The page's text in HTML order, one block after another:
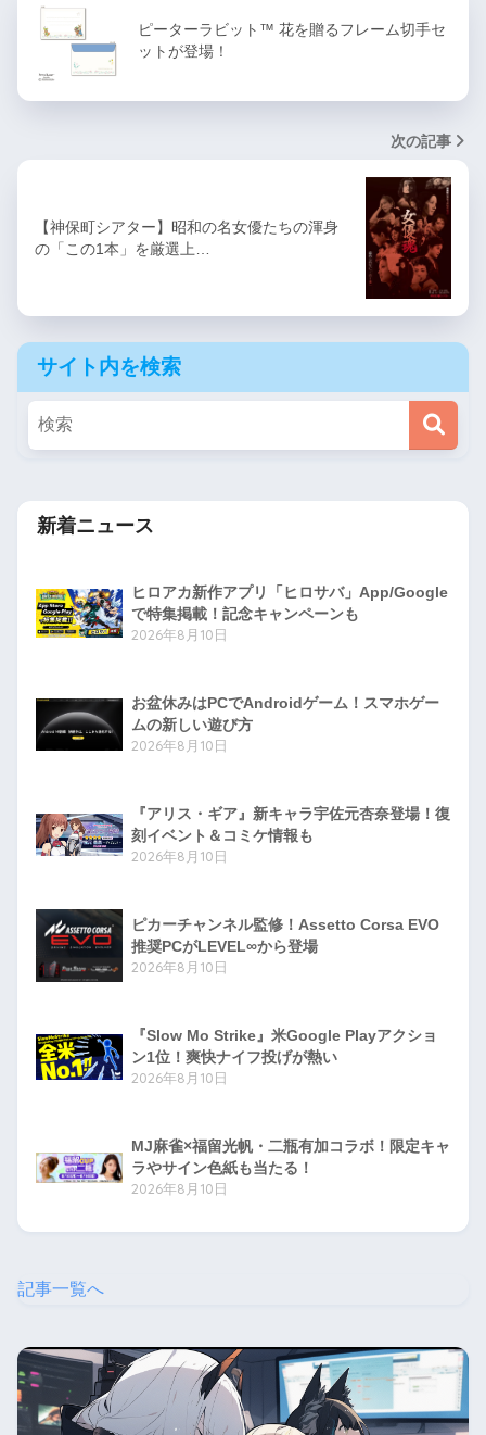
ピーターラビット™ 花を贈るフレーム切手セ
ットが登場！
次の記事
【神保町シアター】昭和の名女優たちの渾身
の「この1本」を厳選上…
サイト内を検索
新着ニュース
ヒロアカ新作アプリ「ヒロサバ」App/Google
で特集掲載！記念キャンペーンも
2026年8月10日
お盆休みはPCでAndroidゲーム！スマホゲー
ムの新しい遊び方
2026年8月10日
『アリス・ギア』新キャラ宇佐元杏奈登場！復
刻イベント＆コミケ情報も
2026年8月10日
ピカーチャンネル監修！Assetto Corsa EVO
推奨PCがLEVEL∞から登場
2026年8月10日
『Slow Mo Strike』米Google Playアクショ
ン1位！爽快ナイフ投げが熱い
2026年8月10日
MJ麻雀×福留光帆・二瓶有加コラボ！限定キャ
ラやサイン色紙も当たる！
2026年8月10日
記事一覧へ